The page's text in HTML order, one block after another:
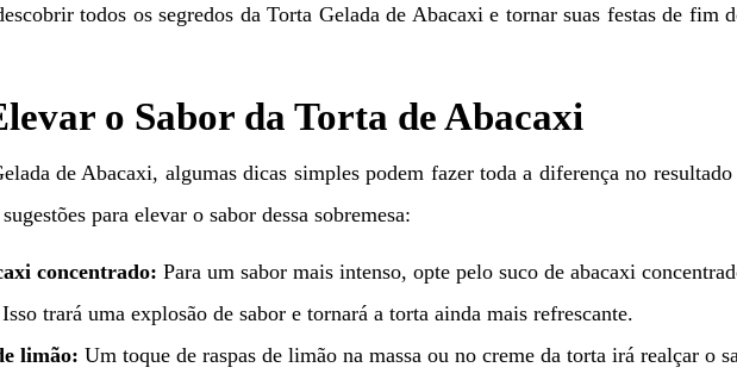
todos os segredos da Torta Gelada de Abacaxi e tornar suas festas de fim
o Sabor da Torta de Abacaxi
de Abacaxi, algumas dicas simples podem fazer toda a diferença no
para elevar o sabor dessa sobremesa:
concentrado: Para um sabor mais intenso, opte pelo suco de abacaxi
trará uma explosão de sabor e tornará a torta ainda mais refrescante.
limão: Um toque de raspas de limão na massa ou no creme da torta irá realçar o